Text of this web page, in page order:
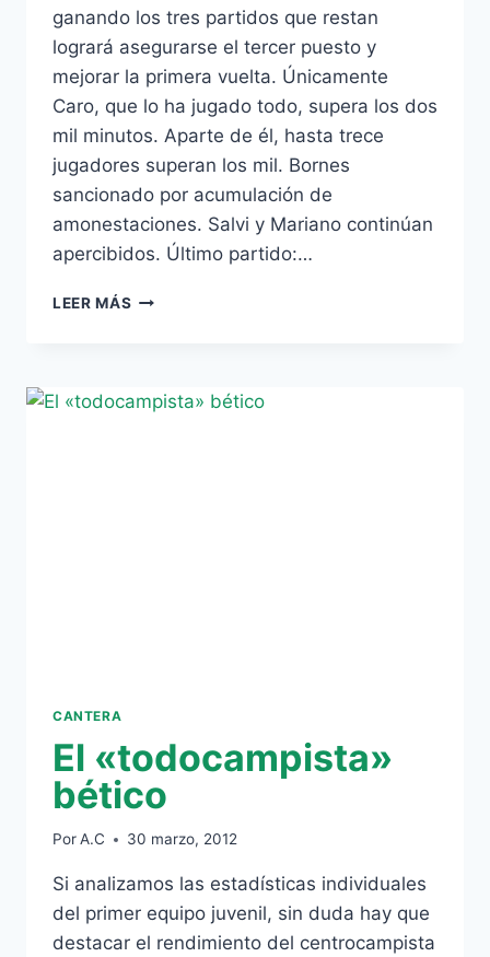
ganando los tres partidos que restan
logrará asegurarse el tercer puesto y
mejorar la primera vuelta. Únicamente
Caro, que lo ha jugado todo, supera los dos
mil minutos. Aparte de él, hasta trece
jugadores superan los mil. Bornes
sancionado por acumulación de
amonestaciones. Salvi y Mariano continúan
apercibidos. Último partido:…
LEER MÁS ESTADÍSTICAS
CANTERA
El «todocampista»
bético
PorA.C 30 marzo, 2012
Si analizamos las estadísticas individuales
del primer equipo juvenil, sin duda hay que
destacar el rendimiento del centrocampista